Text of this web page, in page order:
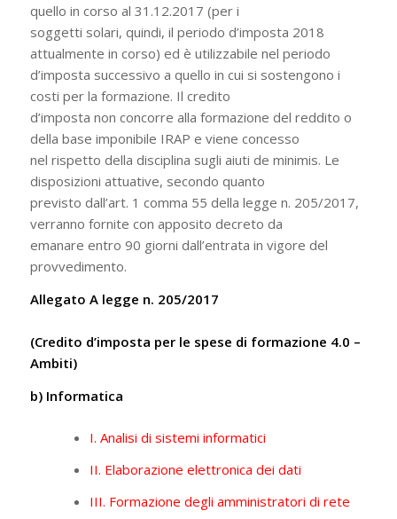
quello in corso al 31.12.2017 (per i
soggetti solari, quindi, il periodo d’imposta 2018
attualmente in corso) ed è utilizzabile nel periodo
d’imposta successivo a quello in cui si sostengono i
costi per la formazione. Il credito
d’imposta non concorre alla formazione del reddito o
della base imponibile IRAP e viene concesso
nel rispetto della disciplina sugli aiuti de minimis. Le
disposizioni attuative, secondo quanto
previsto dall’art. 1 comma 55 della legge n. 205/2017,
verranno fornite con apposito decreto da
emanare entro 90 giorni dall’entrata in vigore del
provvedimento.
Allegato A legge n. 205/2017
(Credito d’imposta per le spese di formazione 4.0 –
Ambiti)
b) Informatica
I. Analisi di sistemi informatici
II. Elaborazione elettronica dei dati
III. Formazione degli amministratori di rete